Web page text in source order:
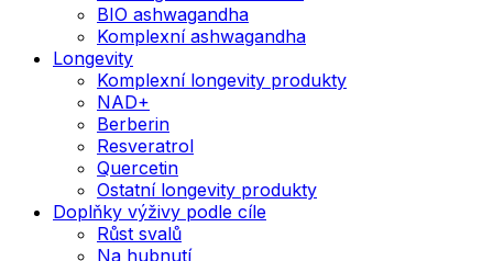
BIO ashwagandha
Komplexní ashwagandha
Longevity
Komplexní longevity produkty
NAD+
Berberin
Resveratrol
Quercetin
Ostatní longevity produkty
Doplňky výživy podle cíle
Růst svalů
Na hubnutí